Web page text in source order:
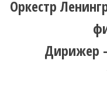
Оркестр
Дирижер